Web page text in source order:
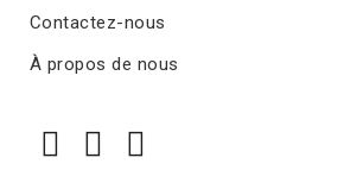
Contactez-nous
À propos de nous